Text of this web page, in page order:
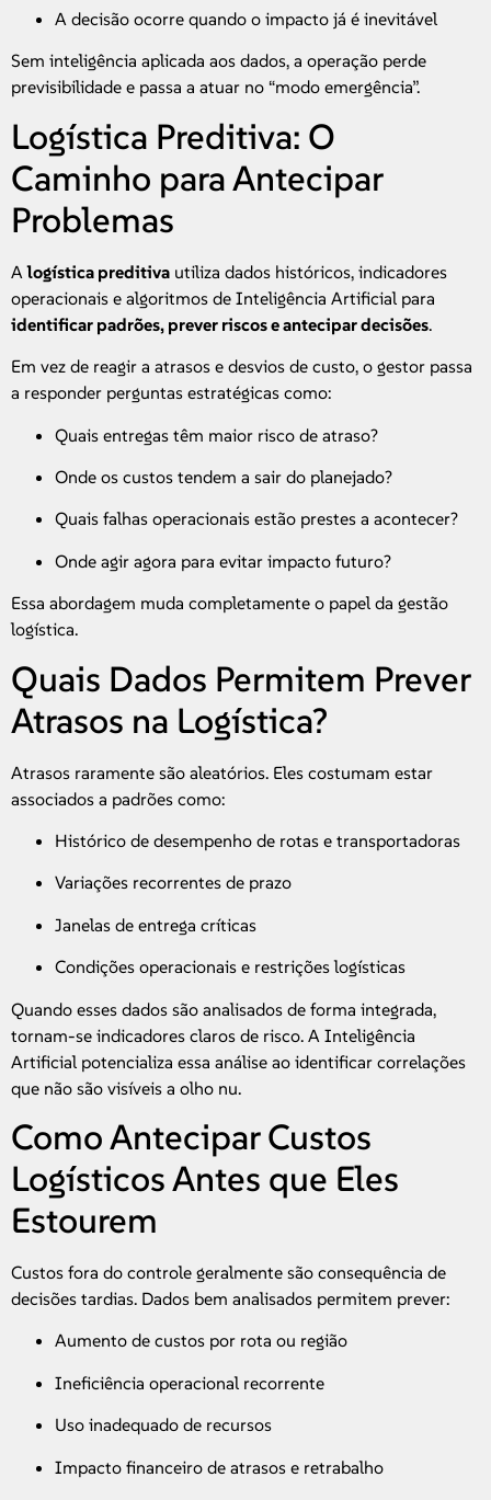
A decisão ocorre quando o impacto já é inevitável
Sem inteligência aplicada aos dados, a operação perde
previsibilidade e passa a atuar no “modo emergência”.
Logística Preditiva: O
Caminho para Antecipar
Problemas
Alogística preditiva utiliza dados históricos, indicadores
operacionais e algoritmos de Inteligência Artificial para
identificar padrões, prever riscos e antecipar decisões.
Em vez de reagir a atrasos e desvios de custo, o gestor passa
a responder perguntas estratégicas como:
Quais entregas têm maior risco de atraso?
Onde os custos tendem a sair do planejado?
Quais falhas operacionais estão prestes a acontecer?
Onde agir agora para evitar impacto futuro?
Essa abordagem muda completamente o papel da gestão
logística.
Quais Dados Permitem Prever
Atrasos na Logística?
Atrasos raramente são aleatórios. Eles costumam estar
associados a padrões como:
Histórico de desempenho de rotas e transportadoras
Variações recorrentes de prazo
Janelas de entrega críticas
Condições operacionais e restrições logísticas
Quando esses dados são analisados de forma integrada,
tornam-se indicadores claros de risco. A Inteligência
Artificial potencializa essa análise ao identificar correlações
que não são visíveis a olho nu.
Como Antecipar Custos
Logísticos Antes que Eles
Estourem
Custos fora do controle geralmente são consequência de
decisões tardias. Dados bem analisados permitem prever:
Aumento de custos por rota ou região
Ineficiência operacional recorrente
Uso inadequado de recursos
Impacto financeiro de atrasos e retrabalho